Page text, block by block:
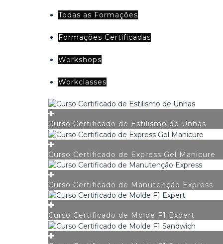
Todas as Formações
Formações Certificadas
Workshops
Workclasses
Curso Certificado de Estilismo de Unhas
Curso Certificado de Express Gel Manicure
Curso Certificado de Manutenção Express
Curso Certificado de Molde F1 Expert